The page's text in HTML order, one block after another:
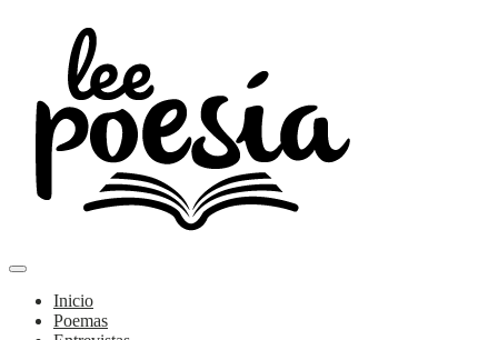
Lee Poesía
Poemas y entrevistas
Menu
Inicio
Poemas